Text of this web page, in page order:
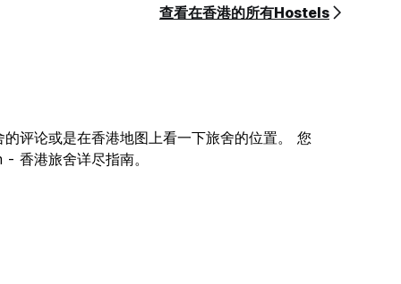
查看在香港的所有Hostels
评论或是在香港地图上看一下旅舍的位置。 您
香港旅舍详尽指南。